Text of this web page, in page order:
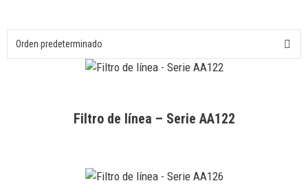
Filtro de línea – Serie AA122